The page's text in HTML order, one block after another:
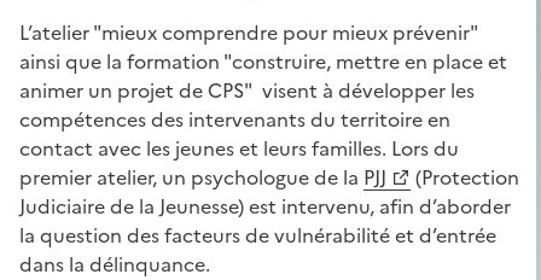
L’atelier "mieux comprendre pour mieux prévenir"
ainsi que la formation "construire, mettre en place et
animer un projet de CPS" visent à développer les
compétences des intervenants du territoire en
contact avec les jeunes et leurs familles. Lors du
premier atelier, un psychologue de la PJJ
(Protection
Judiciaire de la Jeunesse) est intervenu, afin d’aborder
la question des facteurs de vulnérabilité et d’entrée
dans la délinquance.